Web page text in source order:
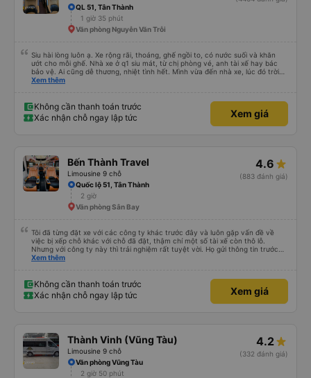
QL 51, Tân Thành
1 giờ 35 phút
Văn phòng Nguyễn Văn Trỗi
Siu hài lòng luôn ạ. Xe rộng rãi, thoáng, ghế ngồi to, có nước suối và khăn
ướt cho mỗi ghế. Nhà xe ở q1 siu mát, từ chị phòng vé, anh tài xế hay bác
bảo vệ. Ai cũng dễ thương, nhiệt tình hết. Mình vừa đến nhà xe, lúc đó trời
mưa, anh nhân viên lập tức bung dù che cho mình vào nhà xe ngồi chờ. Bác
phí và cũng không cần đổi xe để trung chuyển gì luôn. Sau khi đặt vé, nhà xe
sẽ gọi xác nhận, đến lúc gần xuất phát thì bên nhà xe cũng gọi nhắc nhở
mình lun. Rấc ưng ạ. Sẽ ủng hộ hãng mỗi lần mình có dịp đi Vùng Tàu ❤️❤️❤️
Xem thêm
Không cần thanh toán trước
Xác nhận chỗ ngay lập tức
Xem giá
Bến Thành Travel
Limousine 9 chỗ
4.6
(883 đánh giá)
Quốc lộ 51, Tân Thành
2 giờ
Văn phòng Sân Bay
Tôi đã từng đặt xe với các công ty khác trước đây và luôn gặp vấn đề về
việc bị xếp chỗ khác với chỗ đã đặt, thậm chí một số tài xế còn thô lỗ.
Nhưng với công ty này thì trải nghiệm rất tuyệt vời. Họ gửi thông tin trước
nên tôi biết khi nào tài xế sẽ đến, đón tôi tại địa chỉ và xếp tôi ngồi đúng chỗ
này. Tôi thường xuyên sử dụng dịch vụ xe limousine để đi lại giữa Thành phố
Hồ Chí Minh và Vũng Tàu. Trải nghiệm tuyệt vời, 👍🏽
Xem thêm
Không cần thanh toán trước
Xác nhận chỗ ngay lập tức
Xem giá
Thành Vinh (Vũng Tàu)
Limousine 9 chỗ
4.2
(332 đánh giá)
Văn phòng Vũng Tàu
2 giờ 50 phút